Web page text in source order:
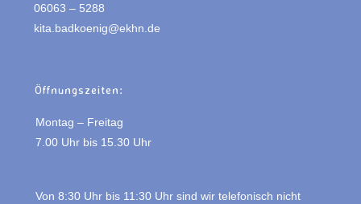
06063 – 5288
kita.badkoenig@ekhn.de
Öffnungszeiten:
Montag – Freitag
7.00 Uhr bis 15.30 Uhr
Von 8:30 Uhr bis 11:30 Uhr sind wir telefonisch nicht